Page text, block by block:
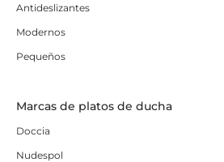
Antideslizantes
Modernos
Pequeños
Marcas de platos de ducha
Doccia
Nudespol